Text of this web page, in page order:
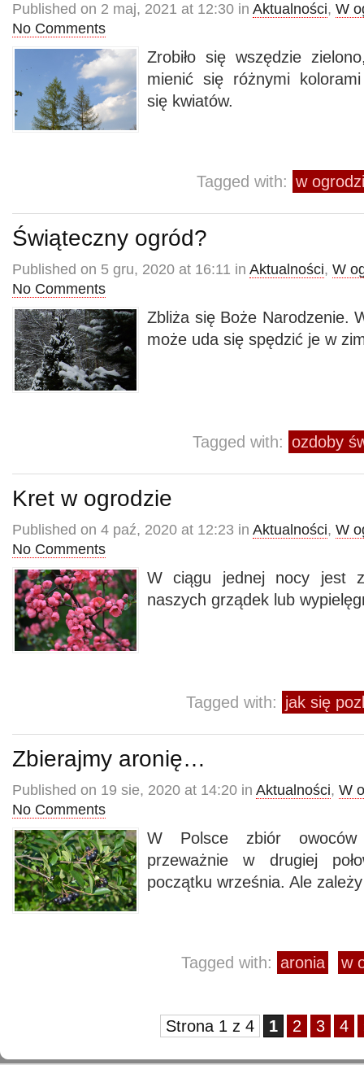
Published on 2 maj, 2021 at 12:30 in Aktualności, W
No Comments
Zrobiło się wszędzie
mienić się różnymi
się kwiatów.
Tagged with: w
Świąteczny ogród?
Published on 5 gru, 2020 at 16:11 in Aktualności, W
No Comments
Zbliża się Boże Narodzenie.
może uda się spędzić je w
Tagged with: ozdoby
Kret w ogrodzie
Published on 4 paź, 2020 at 12:23 in Aktualności, W
No Comments
W ciągu jednej nocy jest
naszych grządek lub
Tagged with: jak się
Zbierajmy aronię…
Published on 19 sie, 2020 at 14:20 in Aktualności, W
No Comments
W Polsce zbiór
przeważnie w drugiej
początku września. Ale
Tagged with: aronia w
Strona 1 z 4 1 2 3 4